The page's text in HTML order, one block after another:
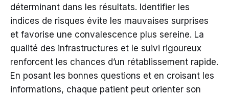
déterminant dans les résultats. Identifier les
indices de risques évite les mauvaises surprises
et favorise une convalescence plus sereine. La
qualité des infrastructures et le suivi rigoureux
renforcent les chances d’un rétablissement rapide.
En posant les bonnes questions et en croisant les
informations, chaque patient peut orienter son